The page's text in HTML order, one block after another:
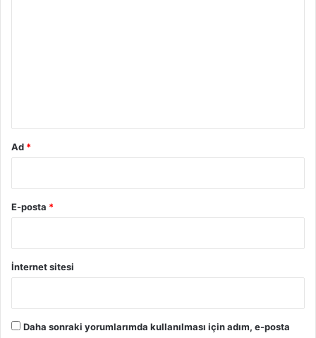
Ad *
E-posta *
İnternet sitesi
Daha sonraki yorumlarımda kullanılması için adım, e-posta